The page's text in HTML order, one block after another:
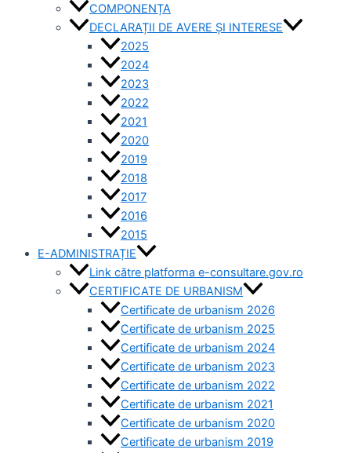
COMPONENȚA
DECLARAȚII DE AVERE ȘI INTERESE
2025
2024
2023
2022
2021
2020
2019
2018
2017
2016
2015
E-ADMINISTRAȚIE
Link către platforma e-consultare.gov.ro
CERTIFICATE DE URBANISM
Certificate de urbanism 2026
Certificate de urbanism 2025
Certificate de urbanism 2024
Certificate de urbanism 2023
Certificate de urbanism 2022
Certificate de urbanism 2021
Certificate de urbanism 2020
Certificate de urbanism 2019